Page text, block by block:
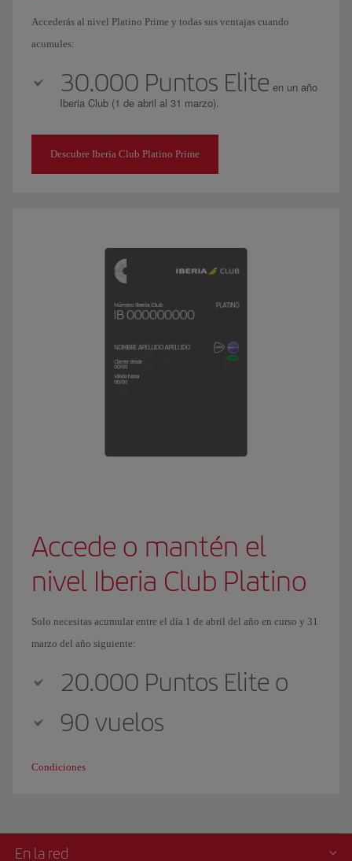
Accederás al nivel Platino Prime y todas sus ventajas cuando
acumules:
30.000 Puntos Elite en un año
Iberia Club (1 de abril al 31 marzo).
Descubre Iberia Club Platino Prime
Accede o mantén el
nivel Iberia Club Platino
Solo necesitas acumular entre el día 1 de abril del año en curso y 31
marzo del año siguiente:
20.000 Puntos Elite o
90 vuelos
Condiciones
En la red